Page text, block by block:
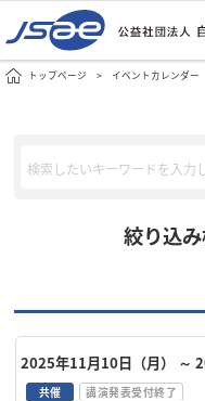
トップページ イベントカレンダー
絞り込み
2025年11月10日（月） ～
共催 講演発表受付終了